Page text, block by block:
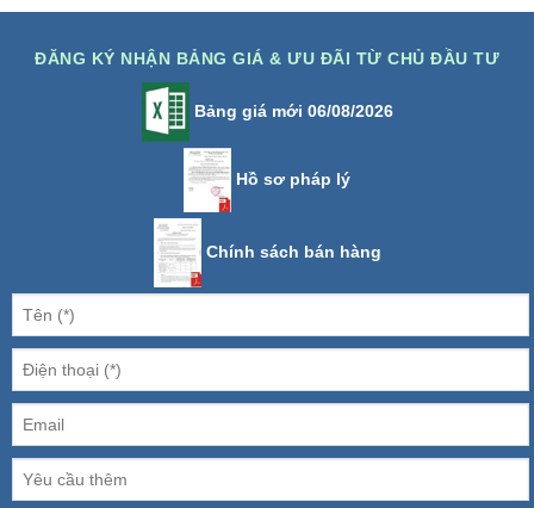
ĐĂNG KÝ NHẬN BẢNG GIÁ & ƯU ĐÃI TỪ CHỦ ĐẦU TƯ
Bảng giá mới 06/08/2026
Hồ sơ pháp lý
Chính sách bán hàng